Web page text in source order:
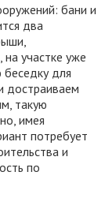
бани и
два
участке уже
для
достраиваем
такую
имея
потребует
и
по